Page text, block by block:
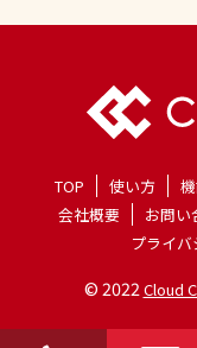
TOP 使い方
会社概要
お問い
プライ
© 2022 Cloud